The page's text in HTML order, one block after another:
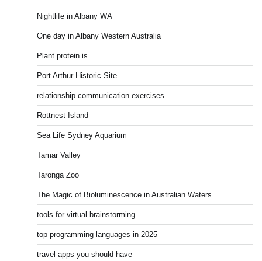
Nightlife in Albany WA
One day in Albany Western Australia
Plant protein is
Port Arthur Historic Site
relationship communication exercises
Rottnest Island
Sea Life Sydney Aquarium
Tamar Valley
Taronga Zoo
The Magic of Bioluminescence in Australian Waters
tools for virtual brainstorming
top programming languages in 2025
travel apps you should have